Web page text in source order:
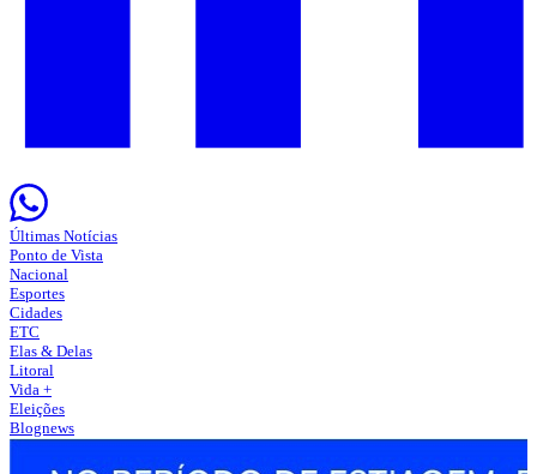
Últimas Notícias
Ponto de Vista
Nacional
Esportes
Cidades
ETC
Elas & Delas
Litoral
Vida +
Eleições
Blognews